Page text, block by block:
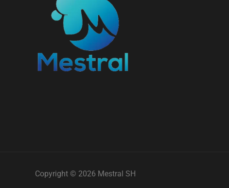
Copyright © 2026 Mestral SH